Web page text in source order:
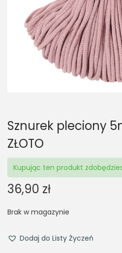
t
i
o
n
t
Sznurek pleciony
ZŁOTO
Kupując ten produkt
36,90 zł
Brak w magazynie
Dodaj do Listy Życzeń